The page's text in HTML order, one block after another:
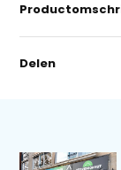
Delen